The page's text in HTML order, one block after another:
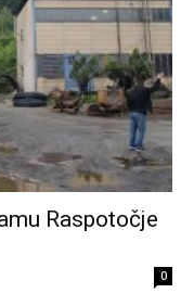
Raspotočje
0